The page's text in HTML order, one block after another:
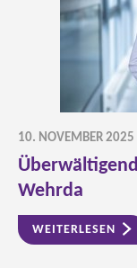
10. NOVEMBER 2025
Wehrda
WEITERLESEN